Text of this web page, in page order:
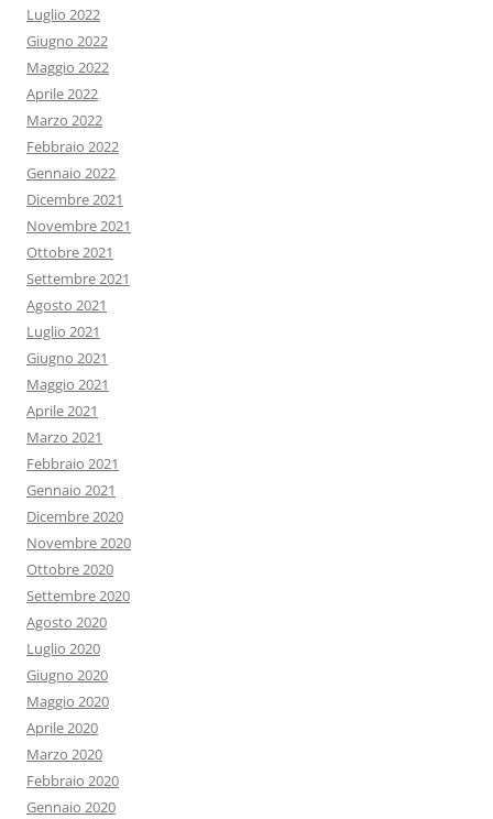
Luglio 2022
Giugno 2022
Maggio 2022
Aprile 2022
Marzo 2022
Febbraio 2022
Gennaio 2022
Dicembre 2021
Novembre 2021
Ottobre 2021
Settembre 2021
Agosto 2021
Luglio 2021
Giugno 2021
Maggio 2021
Aprile 2021
Marzo 2021
Febbraio 2021
Gennaio 2021
Dicembre 2020
Novembre 2020
Ottobre 2020
Settembre 2020
Agosto 2020
Luglio 2020
Giugno 2020
Maggio 2020
Aprile 2020
Marzo 2020
Febbraio 2020
Gennaio 2020